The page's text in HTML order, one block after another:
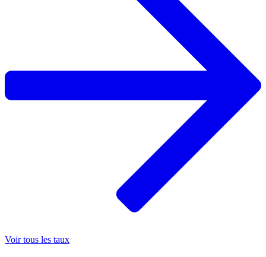
Voir tous les taux